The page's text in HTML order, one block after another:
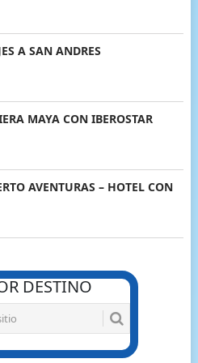
A SAN ANDRES
MAYA CON IBEROSTAR
AVENTURAS – HOTEL CON
DESTINO